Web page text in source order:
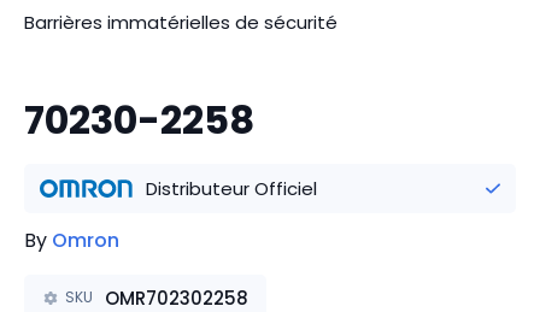
Barrières immatérielles de sécurité
70230-2258
Distributeur Officiel
By Omron
SKU OMR702302258